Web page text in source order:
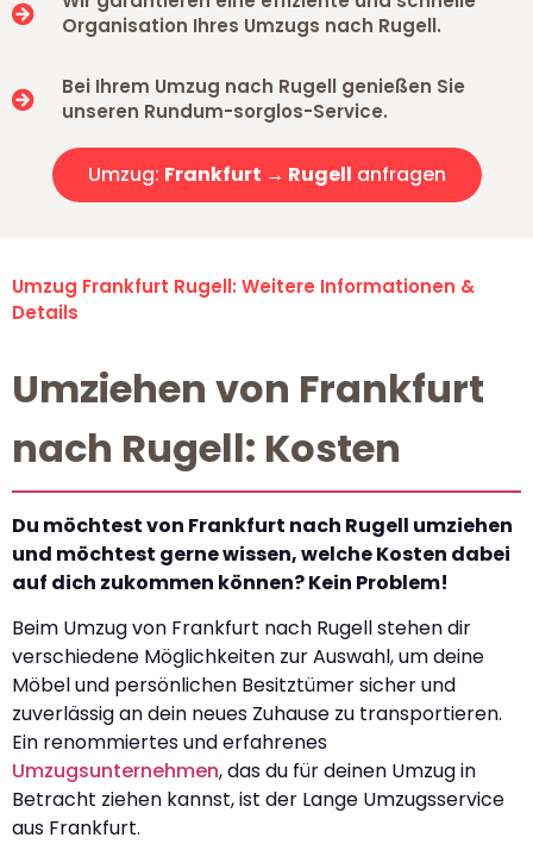
Organisation Ihres Umzugs nach Rugell.
Bei Ihrem Umzug nach Rugell genießen Sie
unseren Rundum-sorglos-Service.
Umzug: Frankfurt → Rugell anfragen
Umzug Frankfurt Rugell: Weitere Informationen &
Details
Umziehen von Frankfurt
nach Rugell: Kosten
Du möchtest von Frankfurt nach Rugell umziehen
und möchtest gerne wissen, welche Kosten dabei
auf dich zukommen können? Kein Problem!
Beim Umzug von Frankfurt nach Rugell stehen dir
verschiedene Möglichkeiten zur Auswahl, um deine
Möbel und persönlichen Besitztümer sicher und
zuverlässig an dein neues Zuhause zu transportieren.
Ein renommiertes und erfahrenes
Umzugsunternehmen, das du für deinen Umzug in
Betracht ziehen kannst, ist der Lange Umzugsservice
aus Frankfurt.